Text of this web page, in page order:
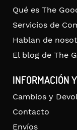
Qué es The
Servicios de
Hablan de
El blog de The
INFORMACIÓN
Cambios y
Contacto
Envíos